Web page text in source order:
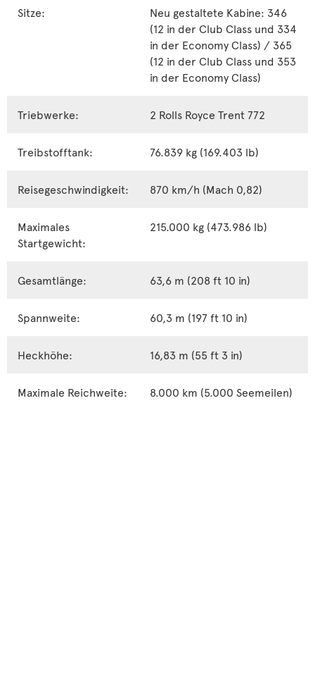
Sitze:
Neu gestaltete Kabine: 346
(12 in der Club Class und 334
in der Economy Class) / 365
(12 in der Club Class und 353
in der Economy Class)
Triebwerke: 2 Rolls Royce Trent 772
Treibstofftank: 76.839 kg (169.403 lb)
Reisegeschwindigkeit: 870 km/h (Mach 0,82)
Maximales
Startgewicht:
215.000 kg (473.986 lb)
Gesamtlänge: 63,6 m (208 ft 10 in)
Spannweite: 60,3 m (197 ft 10 in)
Heckhöhe: 16,83 m (55 ft 3 in)
Maximale Reichweite: 8.000 km (5.000 Seemeilen)